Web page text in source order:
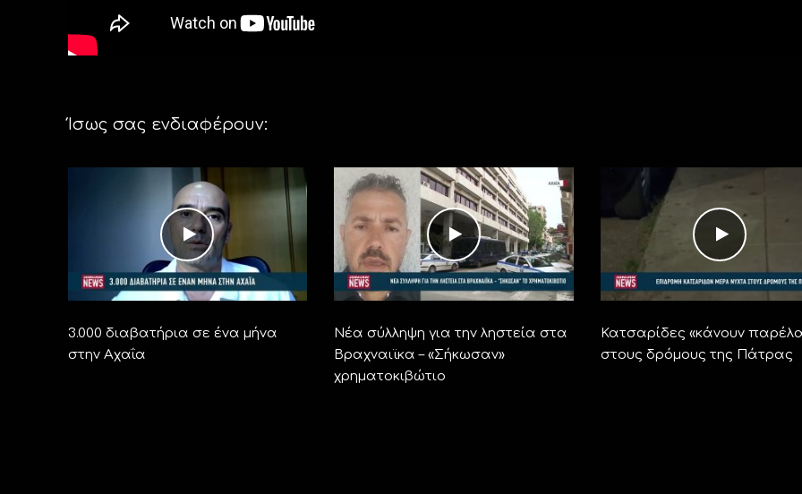
Ίσως σας ενδιαφέρουν:
3.000 διαβατήρια σε ένα μήνα
στην Αχαΐα
Νέα σύλληψη για την ληστεία στα
Βραχναιϊκα – «Σήκωσαν»
χρηματοκιβώτιο
Κατσαρίδες «κάνουν
στους δρόμους της Πάτρας